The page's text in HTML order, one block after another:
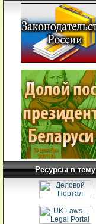
Ресурсы в тему